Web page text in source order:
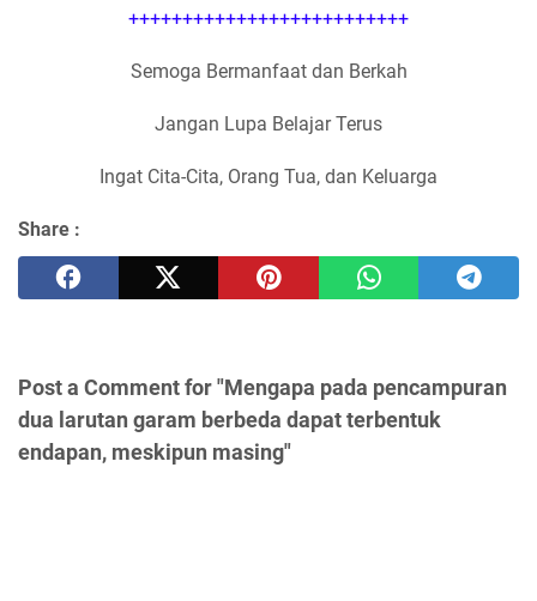
++++++++++++++++++++++++++
Semoga Bermanfaat dan Berkah
Jangan Lupa Belajar Terus
Ingat Cita-Cita, Orang Tua, dan Keluarga
Share :
Post a Comment for "Mengapa pada pencampuran
dua larutan garam berbeda dapat terbentuk
endapan, meskipun masing"